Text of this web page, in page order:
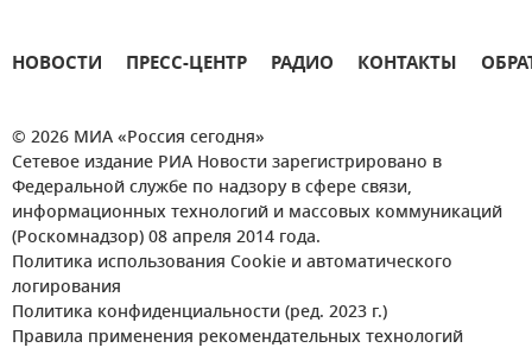
НОВОСТИ ПРЕСС-ЦЕНТР РАДИО КОНТАКТЫ
© 2026 МИА «Россия сегодня»
Сетевое издание РИА Новости зарегистрировано в
Федеральной службе по надзору в сфере связи,
информационных технологий и массовых коммуникаций
(Роскомнадзор) 08 апреля 2014 года.
Политика использования Cookie и автоматического
логирования
Политика конфиденциальности (ред. 2023 г.)
Правила применения рекомендательных технологий